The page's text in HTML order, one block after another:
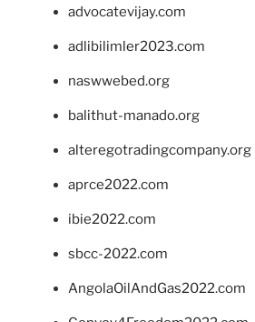
advocatevijay.com
adlibilimler2023.com
naswwebed.org
balithut-manado.org
alteregotradingcompany.org
aprce2022.com
ibie2022.com
sbcc-2022.com
AngolaOilAndGas2022.com